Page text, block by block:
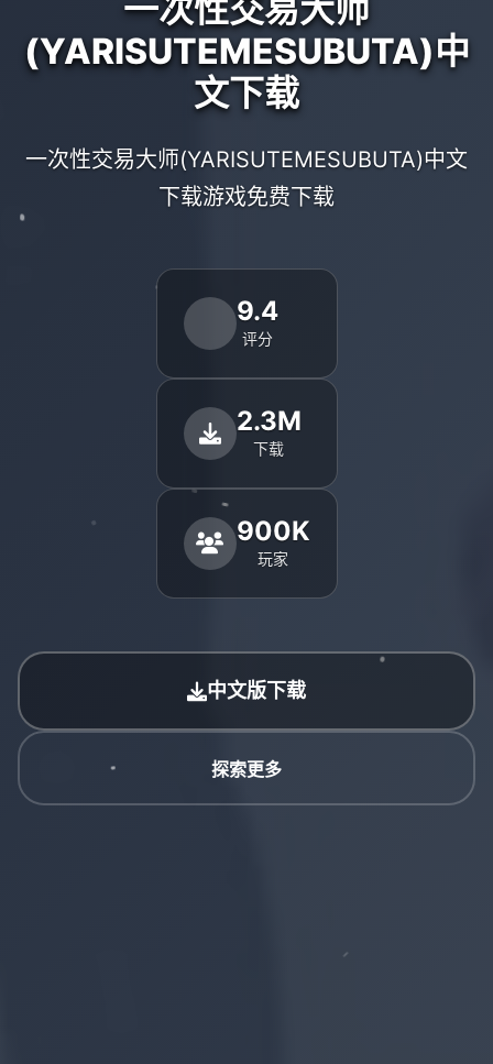
一次性交易大师
(YARISUTEMESUBUTA)中
文下载
一次性交易大师(YARISUTEMESUBUTA)中文
下载游戏免费下载
9.4
评分
2.3M
下载
900K
玩家
中文版下载
探索更多